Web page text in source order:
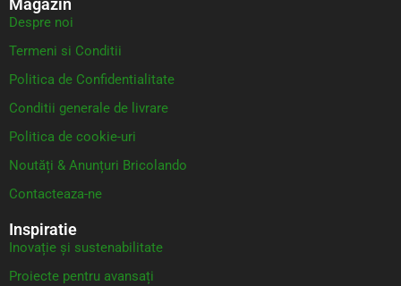
Magazin
Despre noi
Termeni si Conditii
Politica de Confidentialitate
Conditii generale de livrare
Politica de cookie-uri
Noutăți & Anunțuri Bricolando
Contacteaza-ne
Inspiratie
Inovație și sustenabilitate
Proiecte pentru avansați